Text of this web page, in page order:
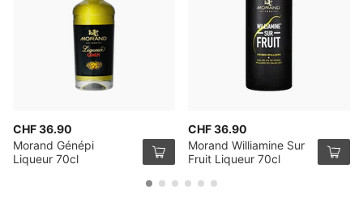
CHF 36.90
Morand Génépi
Liqueur 70cl
CHF 36.90
Morand Williamine Sur
Fruit Liqueur 70cl